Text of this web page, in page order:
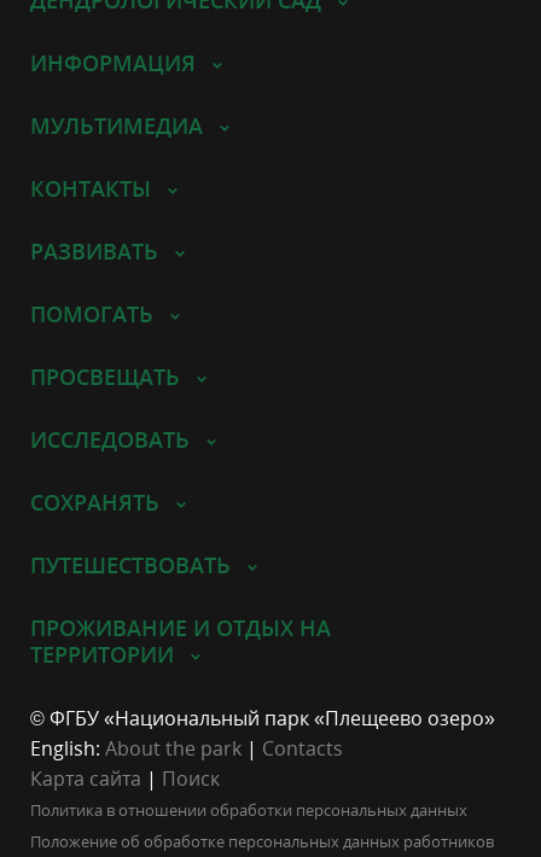
ИНФОРМАЦИЯ
МУЛЬТИМЕДИА
КОНТАКТЫ
РАЗВИВАТЬ
ПОМОГАТЬ
ПРОСВЕЩАТЬ
ИССЛЕДОВАТЬ
СОХРАНЯТЬ
ПУТЕШЕСТВОВАТЬ
ПРОЖИВАНИЕ И ОТДЫХ НА
ТЕРРИТОРИИ
© ФГБУ «Национальный парк «Плещеево озеро»
English: About the park | Contacts
Карта сайта | Поиск
Политика в отношении обработки персональных данных
Положение об обработке персональных данных работников